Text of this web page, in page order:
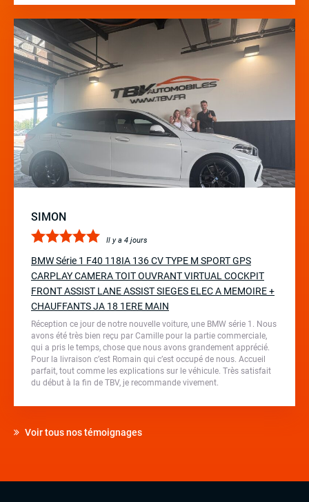
SIMON
Il y a 4 jours
BMW Série 1 F40 118IA 136 CV TYPE M SPORT GPS
CARPLAY CAMERA TOIT OUVRANT VIRTUAL COCKPIT
FRONT ASSIST LANE ASSIST SIEGES ELEC A MEMOIRE +
CHAUFFANTS JA 18 1ERE MAIN
Réception ce jour de notre nouvelle voiture, une BMW série 1. Nous
avons été très bien reçu par Camille pour la partie commerciale,
qui a pris le temps, chose que nous avons grandement apprécié.
Pour la livraison c’est Romain qui c’est occupé de nous. Accueil
parfait, tout comme les explications sur le véhicule. Très satisfait
du début à la fin de TBV, je recommande vivement.
Voir tous nos témoignages